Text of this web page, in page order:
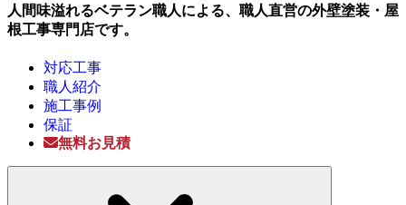
人間味溢れるベテラン職人による、職人直営の外壁塗装・屋
根工事専門店です。
対応工事
職人紹介
施工事例
保証
無料お見積